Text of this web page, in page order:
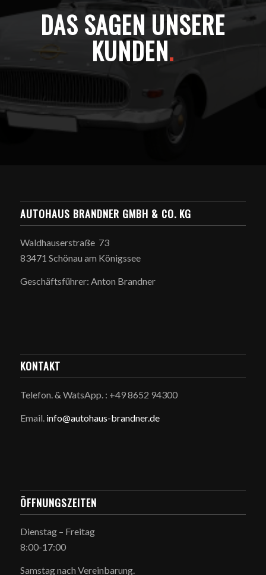
DAS SAGEN UNSERE
KUNDEN.
AUTOHAUS BRANDNER GMBH & CO. KG
Waldhauserstraße 73
83471 Schönau am Königssee
Geschäftsführer: Anton Brandner
KONTAKT
Telefon. & WatsApp. : +49 8652 94300
Email. info@autohaus-brandner.de
ÖFFNUNGSZEITEN
Dienstag – Freitag
8:00-17:00
Samstag nach Vereinbarung.